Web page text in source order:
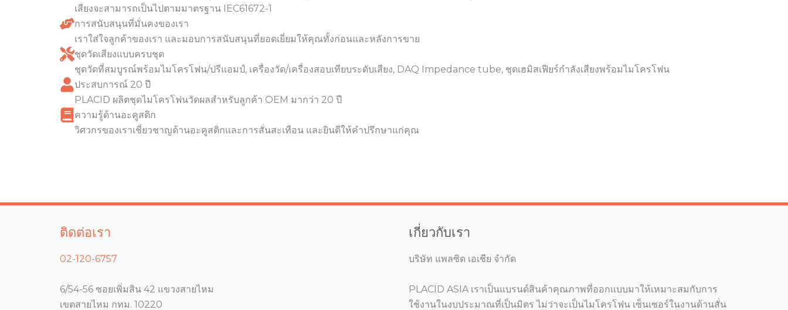
เสียงจะสามารถเป็นไปตามมาตรฐาน IEC61672-1
การสนับสนุนที่มั่นคงของเรา
เราใส่ใจลูกค้าของเรา และมอบการสนับสนุนที่ยอดเยี่ยมให้คุณทั้งก่อนและหลังการขาย
ชุดวัดเสียงแบบครบชุด
ชุดวัดที่สมบูรณ์พร้อมไมโครโฟน/ปรีแอมป์, เครื่องวัด/เครื่องสอบเทียบระดับเสียง, DAQ Impedance tube, ชุดเฮมิสเฟียร์กำลังเสียงพร้อมไมโครโฟน
ประสบการณ์ 20 ปี
PLACID ผลิตชุดไมโครโฟนวัดผลสำหรับลูกค้า OEM มากว่า 20 ปี
ความรู้ด้านอะคูสติก
วิศวกรของเราเชี่ยวชาญด้านอะคูสติกและการสั่นสะเทือน และยินดีให้คำปรึกษาแก่คุณ
ติดต่อเรา
02-120-6757
6/54-56 ซอยเพิ่มสิน 42 แขวงสายไหม
เขตสายไหม กทม. 10220
เกี่ยวกับเรา
บริษัท แพลซิด เอเชีย จำกัด
PLACID ASIA เราเป็นแบรนด์สินค้าคุณภาพที่ออกแบบมาให้เหมาะสมกับการ
ใช้งานในงบประมาณที่เป็นมิตร ไม่ว่าจะเป็นไมโครโฟน เซ็นเซอร์ในงานด้านสั่น